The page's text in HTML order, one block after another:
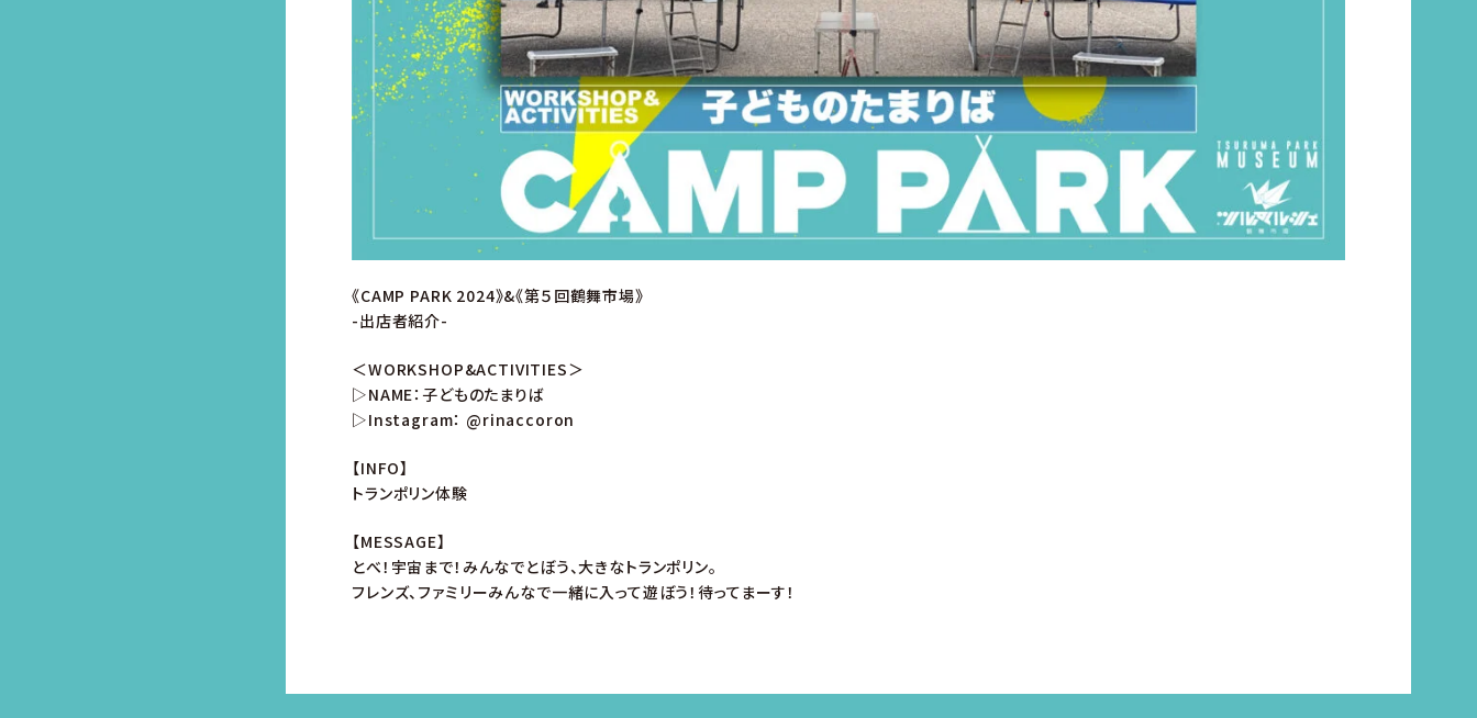
《CAMP PARK 2024》&《第５回鶴舞市場》
-出店者紹介-
＜WORKSHOP&ACTIVITIES＞
▷NAME：子どものたまりば
▷Instagram： @rinaccoron
【INFO】
トランポリン体験
【MESSAGE】
とべ！宇宙まで！みんなでとぼう、大きなトランポリン。
フレンズ、ファミリーみんなで一緒に入って遊ぼう！待ってまーす！